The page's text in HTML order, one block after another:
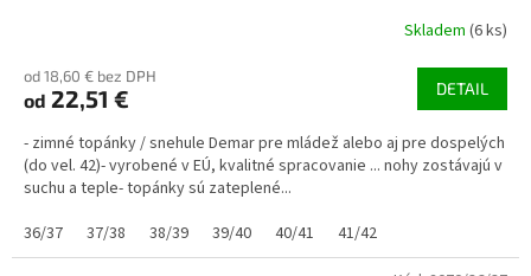
Skladem (6 ks)
od 18,60 € bez DPH
od 22,51 € DETAIL
- zimné topánky / snehule Demar pre mládež alebo aj pre dospelých
(do vel. 42)- vyrobené v EÚ, kvalitné spracovanie ... nohy zostávajú v
suchu a teple- topánky sú zateplené...
36/37
37/38 38/39 39/40 40/41 41/42